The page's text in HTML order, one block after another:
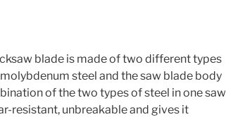
blade is made of two different types
steel and the saw blade body
of the two types of steel in one saw
resistant, unbreakable and gives it